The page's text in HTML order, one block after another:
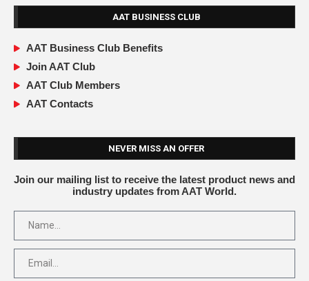
AAT BUSINESS CLUB
AAT Business Club Benefits
Join AAT Club
AAT Club Members
AAT Contacts
NEVER MISS AN OFFER
Join our mailing list to receive the latest product news and
industry updates from AAT World.